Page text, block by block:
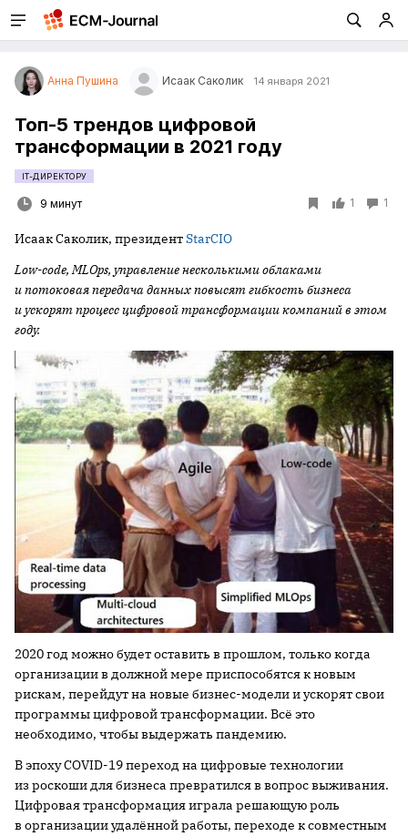
Анна Пушина Исаак Саколик 14 января 2021
Топ-5 трендов цифровой
трансформации в 2021 году
IT-ДИРЕКТОРУ
9 минут 1 1
Исаак Саколик, президентStarCIO
Low-code, MLOps, управление несколькими облаками
и потоковая передача данных повысят гибкость бизнеса
и ускорят процесс цифровой трансформации компаний в этом
году.
2020 год можно будет оставить в прошлом, только когда
организации в должной мере приспособятся к новым
рискам, перейдут на новые бизнес-модели и ускорят свои
программы цифровой трансформации. Всё это
необходимо, чтобы выдержать пандемию.
В эпоху COVID-19 переход на цифровые технологии
из роскоши для бизнеса превратился в вопрос выживания.
Цифровая трансформация играла решающую роль
в организации удалённой работы, переходе к совместным